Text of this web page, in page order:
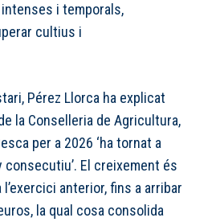
i temporals,
cultius i
Pérez Llorca ha explicat
la Conselleria de Agricultura,
per a 2026 ‘ha tornat a
consecutiu’. El creixement és
l’exercici anterior, fins a arribar
la qual cosa consolida